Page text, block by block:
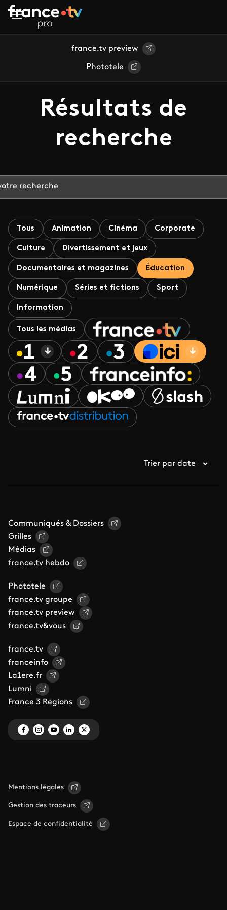
Aller au contenu principal
france.tv preview
Phototele
Résultats de
recherche
Tous Animation Cinéma Corporate
Culture Divertissement et jeux
Documentaires et magazines Éducation
Numérique Séries et fictions Sport
Information
Tous les médias
Trier par date
Communiqués & Dossiers
Grilles
Médias
france.tv hebdo
Phototele
france.tv groupe
france.tv preview
france.tv&vous
france.tv
franceinfo
La1ere.fr
Lumni
France 3 Régions
Mentions légales
Gestion des traceurs
Espace de confidentialité